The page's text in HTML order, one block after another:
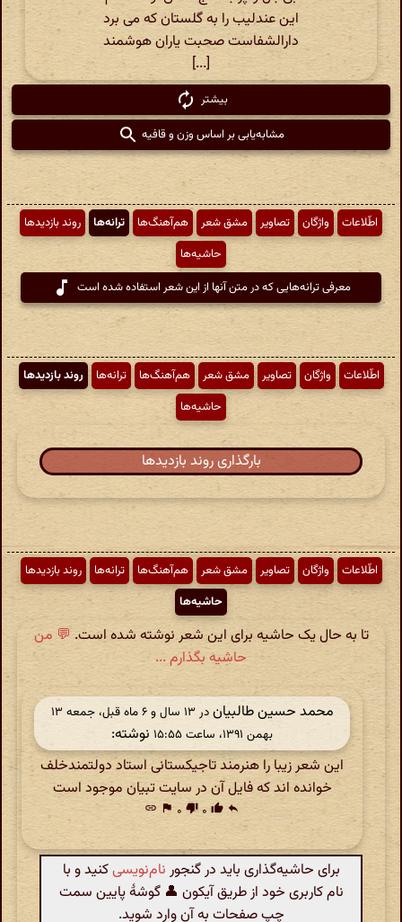
این عندلیب را به گلستان که می برد
دارالشفاست صحبت یاران هوشمند
[...]
بیشتر
مشابه‌یابی بر اساس وزن و قافیه
اطّلاعات واژگان تصاویر مشق شعر هم‌آهنگ‌ها ترانه‌ها
روند بازدیدها
حاشیه‌ها
معرفی ترانه‌هایی که در متن آنها از این شعر استفاده شده است
اطّلاعات واژگان تصاویر مشق شعر هم‌آهنگ‌ها ترانه‌ها
روند بازدیدها
حاشیه‌ها
بارگذاری روند بازدیدها
اطّلاعات واژگان تصاویر مشق شعر هم‌آهنگ‌ها ترانه‌ها
روند بازدیدها
حاشیه‌ها
تا به حال یک حاشیه برای این شعر نوشته شده است.💬 من
حاشیه بگذارم ...
محمد حسین طالبیان
در ‫۱۳ سال و ۶ ماه قبل، جمعه ۱۳
بهمن ۱۳۹۱، ساعت ۱۵:۵۵
نوشته:
این شعر زیبا را هنرمند تاجیکستانی استاد دولتمندخلف
خوانده اند که فایل آن در سایت تبیان موجود است
reply
thumb_up ۰ thumb_down ۰ flag
link
برای حاشیه‌گذاری باید در گنجور نام‌نویسیکنید و با
نام کاربری خود از طریق آیکون 👤 گوشهٔ پایین سمت
چپ صفحات به آن وارد شوید.